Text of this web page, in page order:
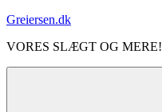
Videre
indhold
Greiersen.dk
VORES SLÆGT OG MERE!